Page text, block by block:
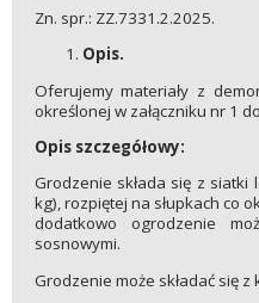
Zn. spr.: ZZ.7331.2.2025.
Opis.
Oferujemy materiały z
określonej w załączniku nr 1
Opis szczegółowy:
Grodzenie składa się z
kg), rozpiętej na słupkach co
dodatkowo ogrodzenie
sosnowymi.
Grodzenie może składać się